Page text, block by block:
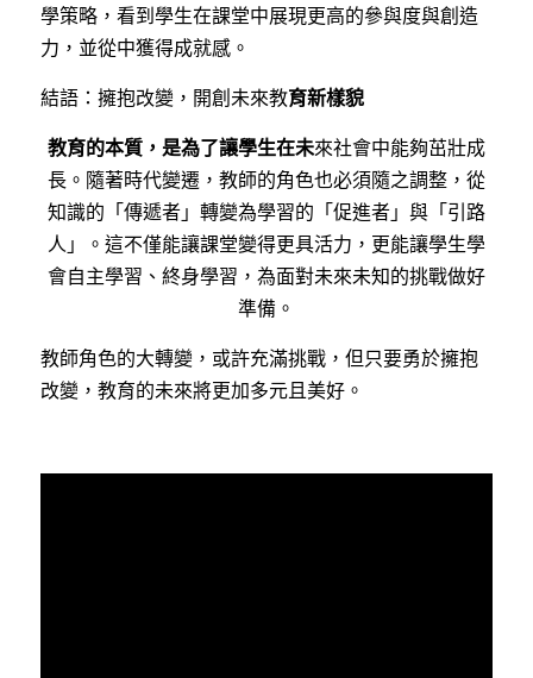
學策略，看到學生在課堂中展現更高的參與度與創造
力，並從中獲得成就感。
結語：擁抱改變，開創未來教育新樣貌
教育的本質，是為了讓學生在未來社會中能夠茁壯成
長。隨著時代變遷，教師的角色也必須隨之調整，從
知識的「傳遞者」轉變為學習的「促進者」與「引路
人」。這不僅能讓課堂變得更具活力，更能讓學生學
會自主學習、終身學習，為面對未來未知的挑戰做好
準備。
教師角色的大轉變，或許充滿挑戰，但只要勇於擁抱
改變，教育的未來將更加多元且美好。